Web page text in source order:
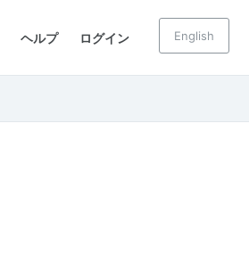
ヘルプ ログイン English